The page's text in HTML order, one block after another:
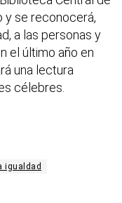
y se reconocerá,
a las personas y
el último año en
una lectura
célebres.
igualdad